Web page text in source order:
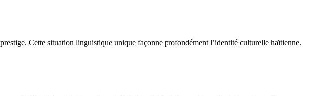
Cette situation linguistique unique façonne profondément l’identité culturelle haïtienne.